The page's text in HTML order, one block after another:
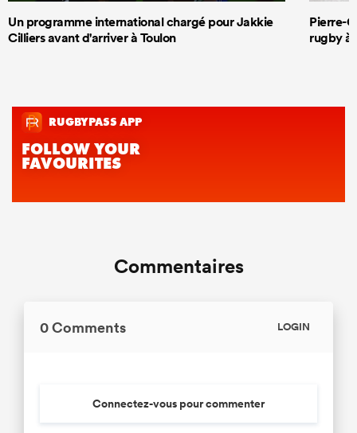
Un programme international chargé pour Jakkie
Cilliers avant d'arriver à Toulon
Pierre-
rugby à
Commentaires
0 Comments LOGIN
Connectez-vous pour commenter